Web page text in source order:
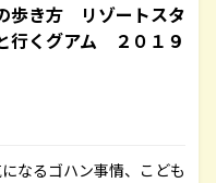
歩き方 リゾートスタ
行くグアム ２０１９
なるゴハン事情、こども